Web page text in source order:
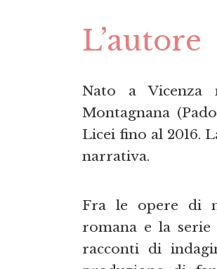
L’autore
Nato a Vicenza
Montagnana
Licei fino al 2016.
narrativa.
Fra le opere di
romana e la serie
racconti di